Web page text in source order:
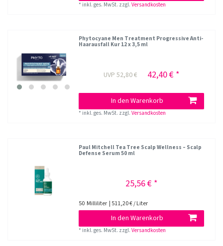
* inkl. ges. MwSt. zzgl.Versandkosten
Phytocyane Men Treatment Progressive Anti-
Haarausfall Kur 12 x 3,5 ml
UVP 52,80 € 42,40 € *
In den Warenkorb
* inkl. ges. MwSt. zzgl.Versandkosten
Paul Mitchell Tea Tree Scalp Wellness – Scalp
Defense Serum 50 ml
25,56 € *
50 Milliliter | 511,20 € / Liter
In den Warenkorb
* inkl. ges. MwSt. zzgl.Versandkosten